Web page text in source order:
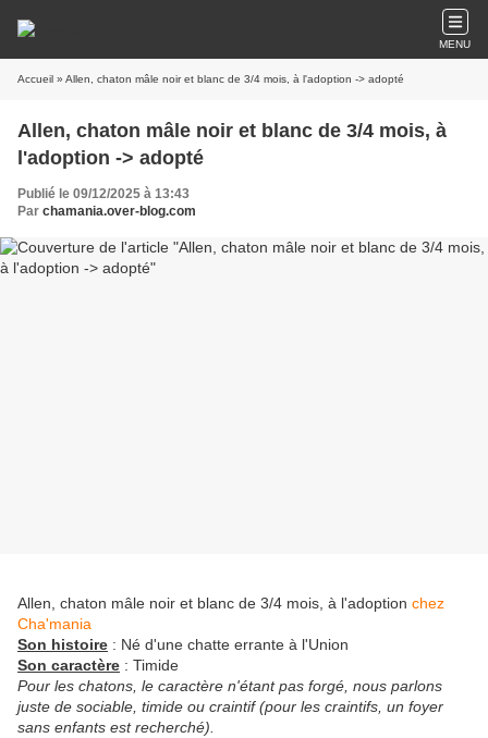
MENU
Accueil » Allen, chaton mâle noir et blanc de 3/4 mois, à l'adoption -> adopté
Allen, chaton mâle noir et blanc de 3/4 mois, à
l'adoption -> adopté
Publié le 09/12/2025 à 13:43
Par chamania.over-blog.com
Allen, chaton mâle noir et blanc de 3/4 mois, à l'adoption chez
Cha'mania
Son histoire : Né d'une chatte errante à l'Union
Son caractère : Timide
Pour les chatons, le caractère n'étant pas forgé, nous parlons
juste de sociable, timide ou craintif (pour les craintifs, un foyer
sans enfants est recherché).